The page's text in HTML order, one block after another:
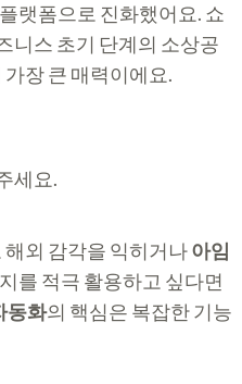
랫폼으로 진화했어요. 쇼
니스 초기 단계의 소상공
장 큰 매력이에요.
세요.
외 감각을 익히거나아임
를 적극 활용하고 싶다면
동화의 핵심은 복잡한 기능